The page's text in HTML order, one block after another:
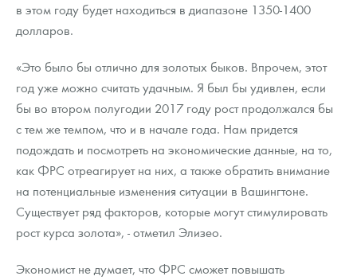
в этом году будет находиться в диапазоне 1350-1400
долларов.
«Это было бы отлично для золотых быков. Впрочем, этот
год уже можно считать удачным. Я был бы удивлен, если
бы во втором полугодии 2017 году рост продолжался бы
с тем же темпом, что и в начале года. Нам придется
подождать и посмотреть на экономические данные, на то,
как ФРС отреагирует на них, а также обратить внимание
на потенциальные изменения ситуации в Вашингтоне.
Существует ряд факторов, которые могут стимулировать
рост курса золота», - отметил Элизео.
Экономист не думает, что ФРС сможет повышать